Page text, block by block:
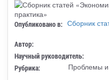
Опубликовано в: Сборник
Автор:
Научный руководитель:
Рубрика:
Проблемы и